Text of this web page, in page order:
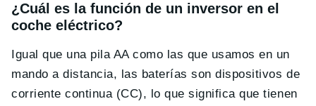
¿Cuál es la función de un inversor en el
coche eléctrico?
Igual que una pila AA como las que usamos en un
mando a distancia, las baterías son dispositivos de
corriente continua (CC), lo que significa que tienen